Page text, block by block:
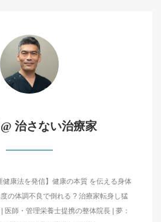
治さない治療家
健康法を発信】健康の本質 を伝える身体
の体調不良で倒れる ? 治療家転身し猛
医師・管理栄養士提携の整体院長 | 夢：